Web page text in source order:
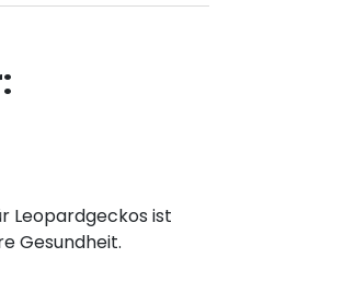
Leopardgeckos ist
Gesundheit.